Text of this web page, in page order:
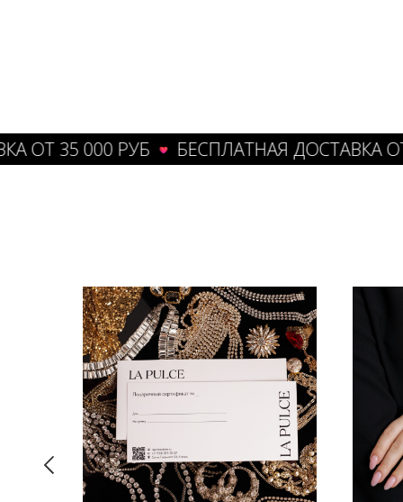
35 000 РУБ БЕСПЛАТНАЯ ДОСТАВКА ОТ 35